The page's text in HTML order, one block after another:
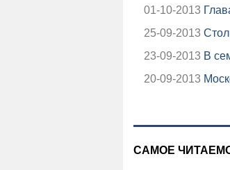
01-10-2013
25-09-2013
23-09-2013 В
20-09-2013
САМОЕ